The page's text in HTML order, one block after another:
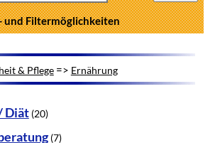
und Filtermöglichkeiten
& Pflege=> Ernährung
Diät (20)
(7)